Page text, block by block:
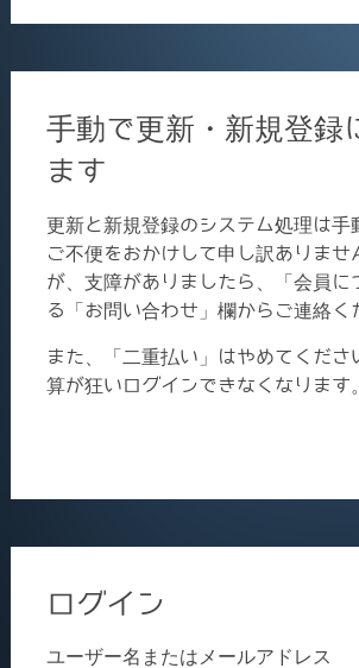
手動で更新・新規登録
ます
更新と新規登録のシステム処理は手
ご不便をおかけして申し訳ありませ
が、支障がありましたら、「会員に
る「お問い合わせ」欄からご連絡く
また、「二重払い」はやめてくださ
算が狂いログインできなくなります。
ログイン
ユーザー名またはメールアドレス